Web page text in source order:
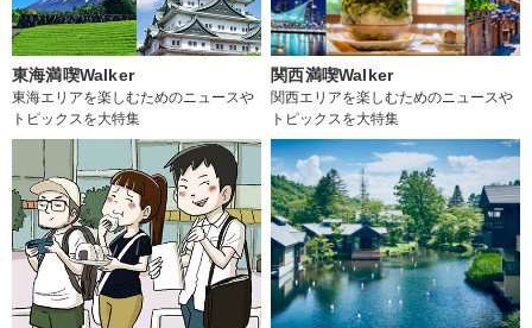
東海満喫Walker
東海エリアを楽しむためのニュースや
トピックスを大特集
関西満喫Walker
関西エリアを楽しむためのニュースや
トピックスを大特集